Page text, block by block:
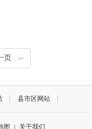
页 >>
县市区网站
图 | 关于我们